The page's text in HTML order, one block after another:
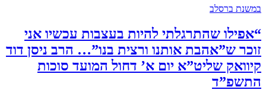
במשנת ברסלב
“אפילו שהתרגלתי להיות בעצבות עכשיו אני
זוכר ש”אהבת אותנו ורצית בנו”… הרב ניסן דוד
קיוואק שליט”א יום א’ דחול המועד סוכות
התשפ”ד